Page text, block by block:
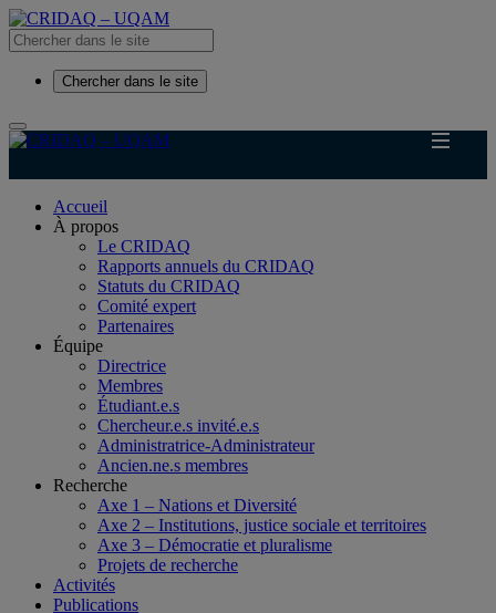
Chercher dans le site
Accueil
À propos
Le CRIDAQ
Rapports annuels du CRIDAQ
Statuts du CRIDAQ
Comité expert
Partenaires
Équipe
Directrice
Membres
Étudiant.e.s
Chercheur.e.s invité.e.s
Administratrice-Administrateur
Ancien.ne.s membres
Recherche
Axe 1 – Nations et Diversité
Axe 2 – Institutions, justice sociale et territoires
Axe 3 – Démocratie et pluralisme
Projets de recherche
Activités
Publications